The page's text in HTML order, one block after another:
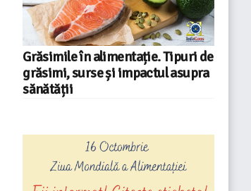
Grăsimile în alimentație. Tipuri de
grăsimi, surse și impactul asupra
sănătății